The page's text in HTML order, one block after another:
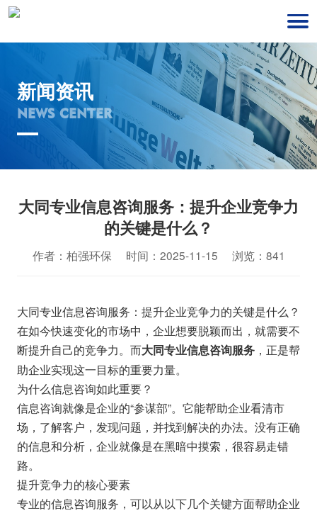
新闻资讯
NEWS CENTER
大同专业信息咨询服务：提升企业竞争力
的关键是什么？
作者：柏强环保 时间：2025-11-15 浏览：841
大同专业信息咨询服务：提升企业竞争力的关键是什么？
在如今快速变化的市场中，企业想要脱颖而出，就需要不
断提升自己的竞争力。而大同专业信息咨询服务，正是帮
助企业实现这一目标的重要力量。
为什么信息咨询如此重要？
信息咨询就像是企业的“参谋部”。它能帮助企业看清市
场，了解客户，发现问题，并找到解决的办法。没有正确
的信息和分析，企业就像是在黑暗中摸索，很容易走错
路。
提升竞争力的核心要素
专业的信息咨询服务，可以从以下几个关键方面帮助企业